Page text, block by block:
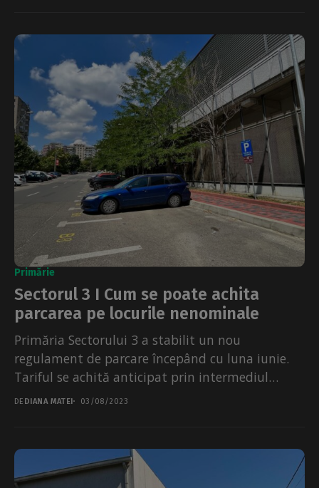
Primărie
Sectorul 3 I Cum se poate achita
parcarea pe locurile nenominale
Primăria Sectorului 3 a stabilit un nou
regulament de parcare începând cu luna iunie.
Tariful se achită anticipat prin intermediul
unui SMS la 7494,...
DE DIANA MATEI 03/08/2023